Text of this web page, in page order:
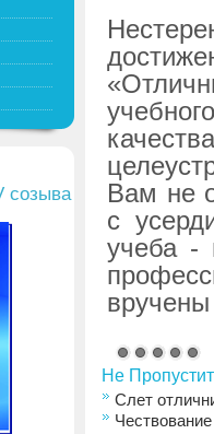
Вам не
с
учеба -
Не
Слет
созыва